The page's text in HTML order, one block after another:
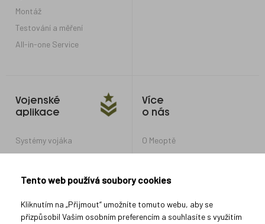
Montáž
Testování a měření
All-in-one Service
Vojenské
aplikace
Systémy vojáka
Optické systémy pro obrněná
Optické systémy pro další
Více
o nás
O Meoptě
Kariéra v Meoptě
Tento web používá soubory cookies
Kliknutím na „Přijmout“ umožníte tomuto webu, aby se
přizpůsobil Vašim osobním preferencím a souhlasíte s využitím